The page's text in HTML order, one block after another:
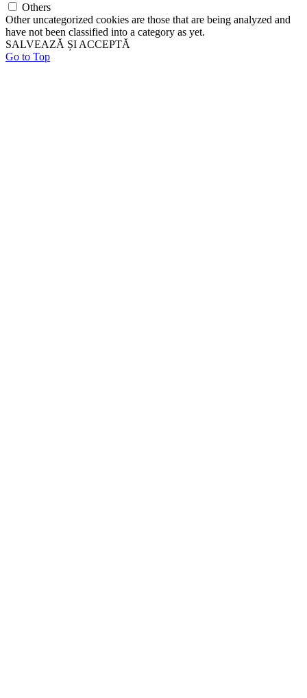
Others
Other uncategorized cookies are those that are being analyzed and
have not been classified into a category as yet.
SALVEAZĂ ȘI ACCEPTĂ
Go to Top